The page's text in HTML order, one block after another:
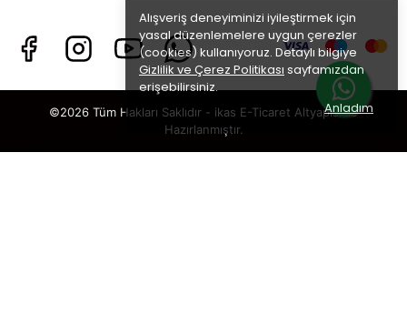
Alışveriş deneyiminizi iyileştirmek için
yasal düzenlemelere uygun çerezler
(cookies) kullanıyoruz. Detaylı bilgiye
Gizlilik ve Çerez Politikası sayfamızdan
erişebilirsiniz.
Anladım
©2026 Tüm Hakları Saklıdır - ikas E-Ticaret Altyapısı ile
Hazırlanmıştır.